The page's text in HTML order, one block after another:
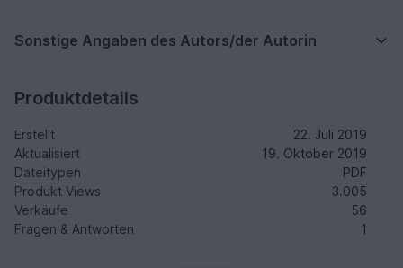
Sonstige Angaben des Autors/der Autorin
Produktdetails
Erstellt
22. Juli 2019
Aktualisiert
19. Oktober 2019
Dateitypen
PDF
Produkt Views
3.005
Verkäufe
56
Fragen & Antworten
1